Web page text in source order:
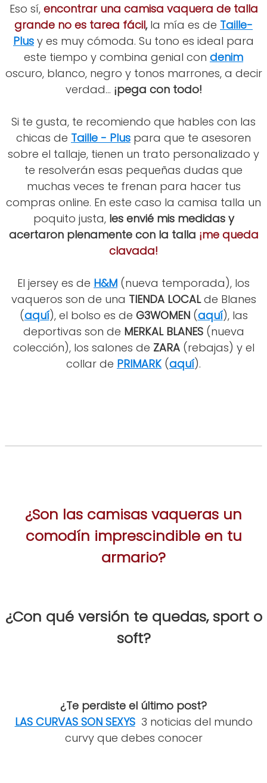
Eso sí, encontrar una camisa vaquera de talla
grande no es tarea fácil,la mía es de Taille-
Plus y es muy cómoda. Su tono es ideal para
este tiempo y combina genial con denim
oscuro, blanco, negro y tonos marrones, a decir
verdad... ¡pega con todo!
Si te gusta, te recomiendo que hables con las
chicas de Taille - Plus para que te asesoren
sobre el tallaje, tienen un trato personalizado y
te resolverán esas pequeñas dudas que
muchas veces te frenan para hacer tus
compras online. En este caso la camisa talla un
poquito justa, les envié mis medidas y
acertaron plenamente con la talla ¡me queda
clavada!
El jersey es de H&M (nueva temporada), los
vaqueros son de una TIENDA LOCALde Blanes
(aquí), el bolso es de G3WOMEN(aquí), las
deportivas son de MERKAL BLANES(nueva
colección), los salones de ZARA(rebajas) y el
collar de PRIMARK (aquí).
¿Son las camisas vaqueras un
comodín imprescindible en tu
armario?
¿Con qué versión te quedas, sport o
soft?
¿Te perdiste el último post?
LAS CURVAS SON SEXYS3 noticias del mundo
curvy que debes conocer